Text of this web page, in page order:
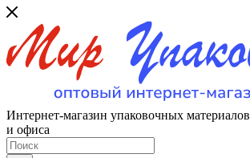
Интернет-магазин упаковочных
и офиса